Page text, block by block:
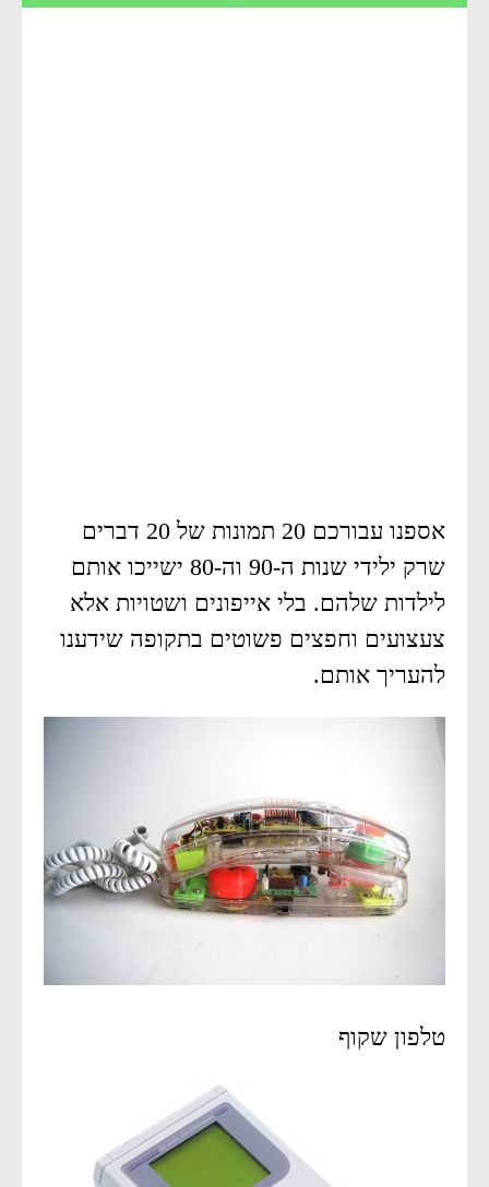
אספנו עבורכם 20 תמונות של 20 דברים
שרק ילידי שנות ה-90 וה-80 ישייכו אותם
לילדות שלהם. בלי אייפונים ושטויות אלא
צעצועים וחפצים פשוטים בתקופה שידענו
להעריך אותם.
טלפון שקוף